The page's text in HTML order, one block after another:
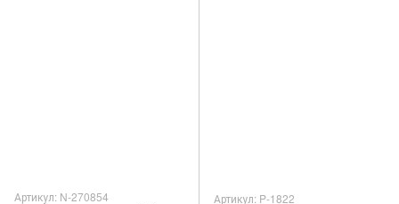
Артикул: N-270854 Артикул: P-1822